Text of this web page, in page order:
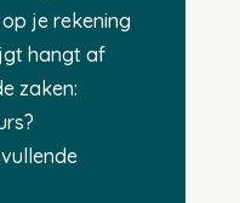
je rekening
hangt af
zaken: